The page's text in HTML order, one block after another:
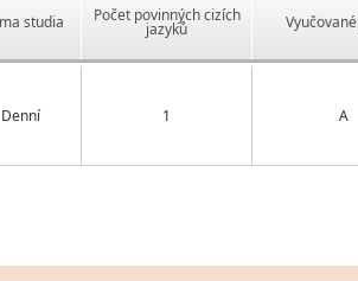
studia Počet povinných cizích
jazyků
Denní 1 A